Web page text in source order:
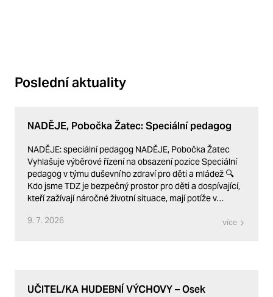
Poslední aktuality
NADĚJE, Pobočka Žatec: Speciální pedagog
NADĚJE: speciální pedagog NADĚJE, Pobočka Žatec
Vyhlašuje výběrové řízení na obsazení pozice Speciální
pedagog v týmu duševního zdraví pro děti a mládež 🔍
Kdo jsme TDZ je bezpečný prostor pro děti a dospívající,
kteří zažívají náročné životní situace, mají potíže v…
9. 7. 2026 více
UČITEL/KA HUDEBNÍ VÝCHOVY – Osek